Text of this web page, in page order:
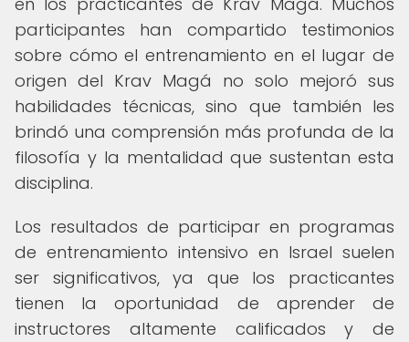
participantes han compartido testimonios
sobre cómo el entrenamiento en el lugar de
origen del Krav Magá no solo mejoró sus
habilidades técnicas, sino que también les
brindó una comprensión más profunda de la
filosofía y la mentalidad que sustentan esta
disciplina.
Los resultados de participar en programas
de entrenamiento intensivo en Israel suelen
ser significativos, ya que los practicantes
tienen la oportunidad de aprender de
instructores altamente calificados y de